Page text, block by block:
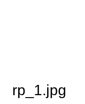
rp_1.jpg